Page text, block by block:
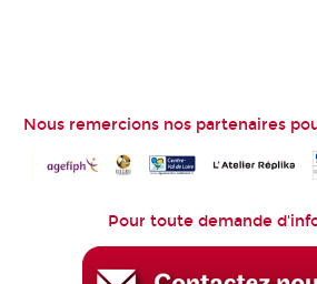
Nous remercions nos partenaires
Pour toute demande